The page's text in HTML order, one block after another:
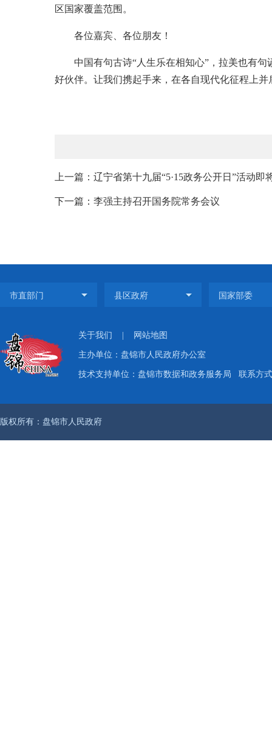
区国家覆盖范围。
各位嘉宾、各位朋友！
中国有句古诗“人生乐在相知心”，拉美也有
好伙伴。让我们携起手来，在各自现代化征程上
上一篇：辽宁省第十九届“5·15政务公开日”活动即
下一篇：李强主持召开国务院常务会议
关于我们 网站地图
主办单位：盘锦市人民政府办公室
技术支持单位：盘锦市数据和政务服务局 联系方
版权所有：盘锦市人民政府